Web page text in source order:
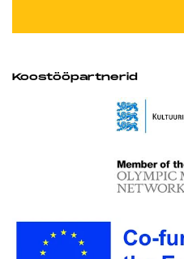
Koostööpartnerid